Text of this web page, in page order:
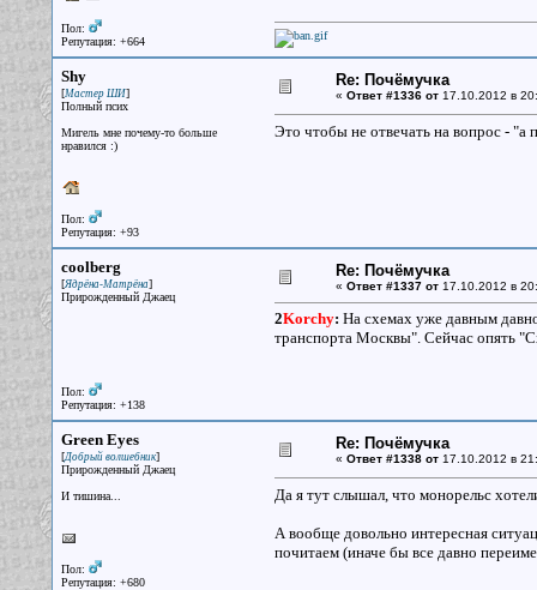
Пол:
Репутация: +664
Shy
[Мастер ШИ]
Полный псих
Мигель мне почему-то больше
нравился :)
Пол:
Репутация: +93
Re: Почёмучка
« Ответ #1336 от17.10.2012 в
Это чтобы не отвечать на вопрос -
coolberg
[Ядрёна-Матрёна]
Прирожденный Джаец
Пол:
Репутация: +138
Re: Почёмучка
« Ответ #1337 от17.10.2012 в
2Korchy: На схемах уже давным
транспорта Москвы". Сейчас опять
Green Eyes
[Добрый волшебник]
Прирожденный Джаец
И тишина...
Пол:
Репутация: +680
Re: Почёмучка
« Ответ #1338 от17.10.2012 в
Да я тут слышал, что монорельс
А вообще довольно интересная
почитаем (иначе бы все давно